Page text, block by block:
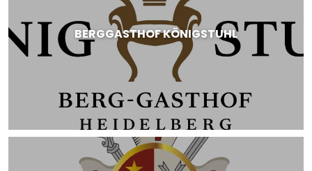
BERGGASTHOF KÖNIGSTUHL